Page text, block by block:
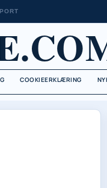
COOKIEERKLÆRING